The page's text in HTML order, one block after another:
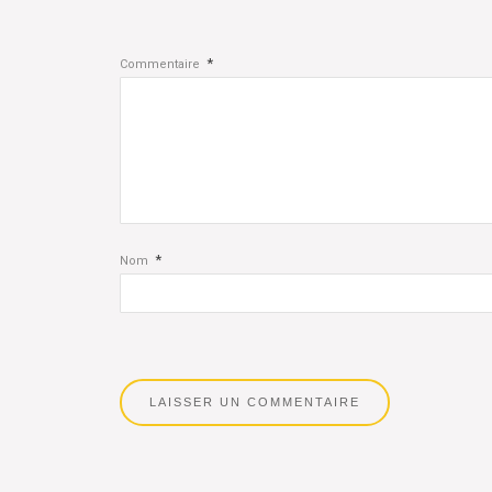
Commentaire *
Nom *